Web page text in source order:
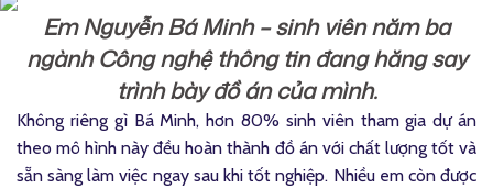
Em Nguyễn Bá Minh – sinh viên năm ba
ngành Công nghệ thông tin đang hăng say
trình bày đồ án của mình.
Không riêng gì Bá Minh, hơn 80% sinh viên tham gia dự án
theo mô hình này đều hoàn thành đồ án với chất lượng tốt và
sẵn sàng làm việc ngay sau khi tốt nghiệp. Nhiều em còn được